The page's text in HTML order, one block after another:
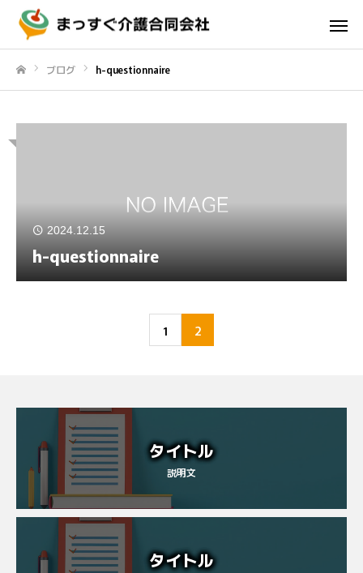
ブログ h-questionnaire
2024.12.15
h-questionnaire
1 2
タイトル
説明文
タイトル